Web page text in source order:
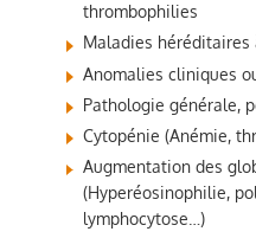
thrombophilies
Maladies héréditaires
Anomalies cliniques
Pathologie générale,
Cytopénie (Anémie,
Augmentation des
(Hyperéosinophilie,
lymphocytose…)